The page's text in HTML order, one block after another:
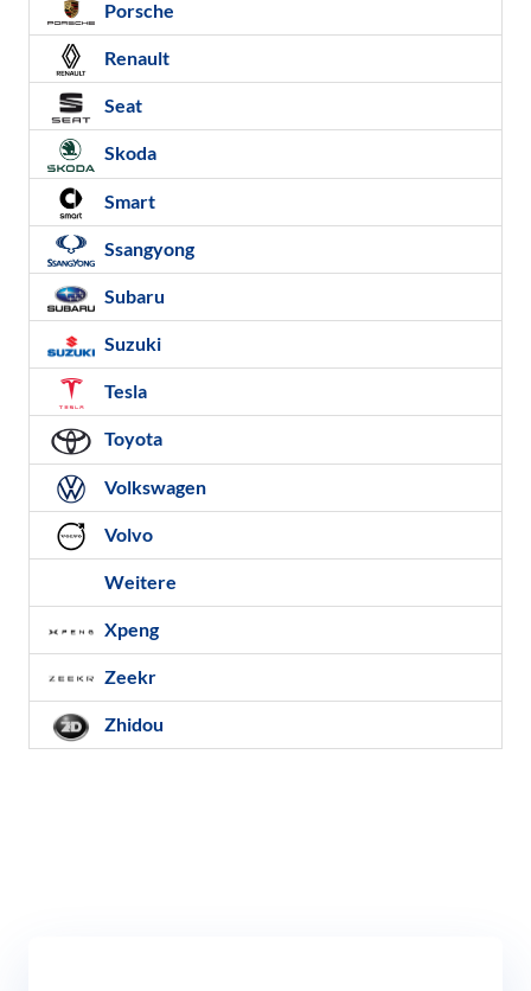
Porsche
Renault
Seat
Skoda
Smart
Ssangyong
Subaru
Suzuki
Tesla
Toyota
Volkswagen
Volvo
Weitere
Xpeng
Zeekr
Zhidou